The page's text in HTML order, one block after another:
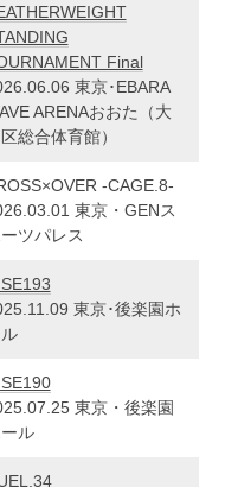
Final
東京･EBARA
ARENAおおた（大
総合体育館）
-CAGE.8-
東京・GENス
ツパレス
東京･後楽園ホ
東京・後楽園
ル